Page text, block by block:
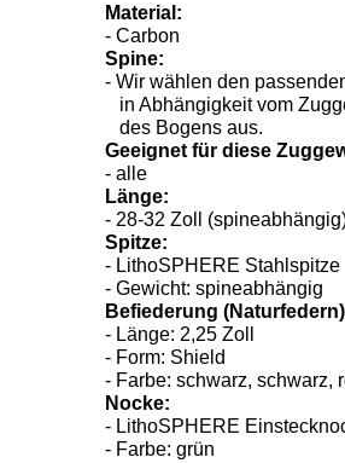
Material:
- Carbon
Spine:
- Wir wählen den
in Abhängigkeit vom
des Bogens aus.
Geeignet für diese
- alle
Länge:
- 28-32 Zoll
Spitze:
- LithoSPHERE Stahlspitze
- Gewicht: spineabhängig
Befiederung
- Länge: 2,25 Zoll
- Form: Shield
- Farbe: schwarz, schwarz,
Nocke:
- LithoSPHERE
- Farbe: grün